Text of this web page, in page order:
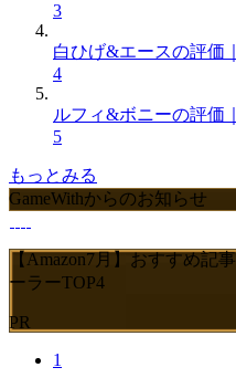
3
白ひげ&エースの評価
4
ルフィ&ボニーの評価
5
もっとみる
GameWithからのお知らせ
【Amazon7月】おすすめ記
ーラーTOP4
PR
1